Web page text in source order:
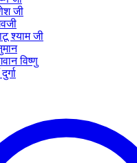
जी
श्याम जी
विष्णु